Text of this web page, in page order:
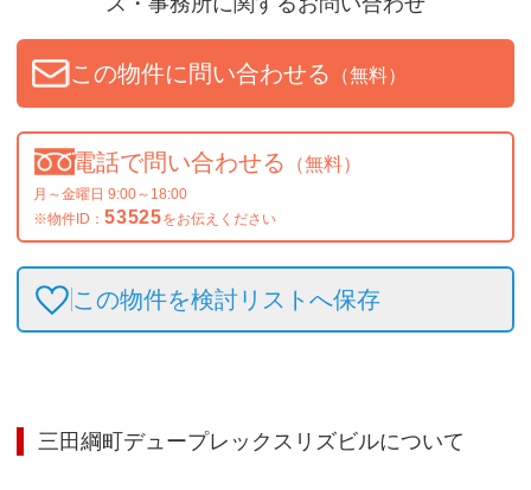
この物件に問い合わせる （無料）
電話で問い合わせる （無料）
月～金曜日 9:00～18:00
※物件ID： 53525をお伝えください
この物件を検討リストへ保存
三田綱町デュープレックスリズビルについて